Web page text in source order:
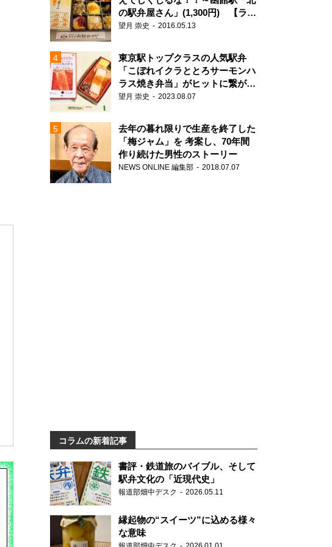
の駅弁屋さん」(1,300円) 【ライ
ター望月の駅弁膝栗毛】
望月 崇史 2016.05.13
東京駅トップクラスの人気駅弁
「こぼれイクラととろサーモンハ
ラス焼き弁当」がヒットに繋がっ
た理由
望月 崇史 2023.08.07
去年の暮れ限りで生産を終了した
「梅ジャム」を 考案し、70年間
作り続けた男性のストーリー
NEWS ONLINE 編集部 2018.07.07
コラムの新着記事
書評・鉄道旅のバイブル、そして
駅弁文化の「近現代史」
報道部畑中デスク 2026.05.11
縁起物の“スイーツ”に込める様々
な意味